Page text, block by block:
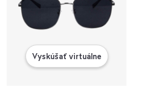
Vyskúšať virtuálne